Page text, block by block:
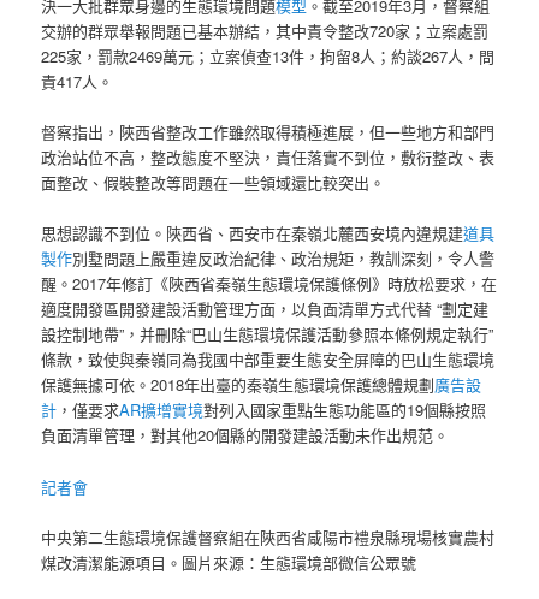
決一大批群眾身邊的生態環境問題模型 。截至2019年3月，督察組
交辦的群眾舉報問題已基本辦結，其中責令整改720家；立案處罰
225家，罰款2469萬元；立案偵查13件，拘留8人；約談267人，問
責417人。
督察指出，陜西省整改工作雖然取得積極進展，但一些地方和部門
政治站位不高，整改態度不堅決，責任落實不到位，敷衍整改、表
面整改、假裝整改等問題在一些領域還比較突出。
思想認識不到位。陜西省、西安市在秦嶺北麓西安境內違規建道具
製作別墅問題上嚴重違反政治紀律、政治規矩，教訓深刻，令人警
醒。2017年修訂《陜西省秦嶺生態環境保護條例》時放松要求，在
適度開發區開發建設活動管理方面，以負面清單方式代替 “劃定建
設控制地帶”，并刪除“巴山生態環境保護活動參照本條例規定執行”
條款，致使與秦嶺同為我國中部重要生態安全屏障的巴山生態環境
保護無據可依。2018年出臺的秦嶺生態環境保護總體規劃廣告設
計 ，僅要求AR擴增實境對列入國家重點生態功能區的19個縣按照
負面清單管理，對其他20個縣的開發建設活動未作出規范。
記者會
中央第二生態環境保護督察組在陜西省咸陽市禮泉縣現場核實農村
煤改清潔能源項目。圖片來源：生態環境部微信公眾號